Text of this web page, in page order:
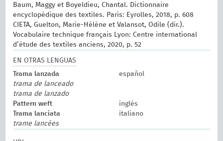
Baum, Maggy et Boyeldieu, Chantal. Dictionnaire
encyclopédique des textiles. Paris: Eyrolles, 2018, p. 608
CIETA, Guelton, Marie-Hélène et Valansot, Odile (dir.).
Vocabulaire technique français Lyon: Centre international
d’étude des textiles anciens, 2020, p. 52
EN OTRAS LENGUAS
Trama lanzada
español
trama de lanceado
trama de lanzado
Pattern weft
inglés
Trama lanciata
italiano
trame lancées